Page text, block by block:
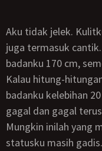
Aku tidak jelek. Kulitku tergolong putih dan mulus, tiada noda setitik pun. Wajahku
juga termasuk
badanku 170 cm,
Kalau hitung-hitungan idealnya, berat badanku seharusnya 60 kg. Berarti berat
badanku kelebihan
gagal dan gagal
Mungkin inilah yang menyebabkanku jadi perawan tua. Usiaku sudah 35 tahun, tapi
statusku masih